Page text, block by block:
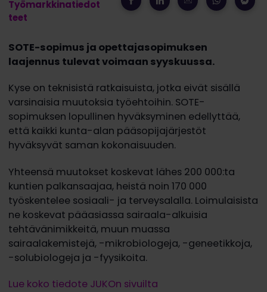
Työmarkkinatiedot
teet
SOTE-sopimus ja opettajasopimuksen
laajennus tulevat voimaan syyskuussa.
Kyse on teknisistä ratkaisuista, jotka eivät sisällä
varsinaisia muutoksia työehtoihin. SOTE-
sopimuksen lopullinen hyväksyminen edellyttää,
että kaikki kunta-alan pääsopijajärjestöt
hyväksyvät saman kokonaisuuden.
Yhteensä muutokset koskevat lähes 200 000:ta
kuntien palkansaajaa, heistä noin 170 000
työskentelee sosiaali- ja terveysalalla. Loimulaisista
ne koskevat pääasiassa sairaala-alkuisia
tehtävänimikkeitä, muun muassa
sairaalakemistejä, -mikrobiologeja, -geneetikkoja,
-solubiologeja ja -fyysikoita.
Lue koko tiedote JUKOn sivuilta